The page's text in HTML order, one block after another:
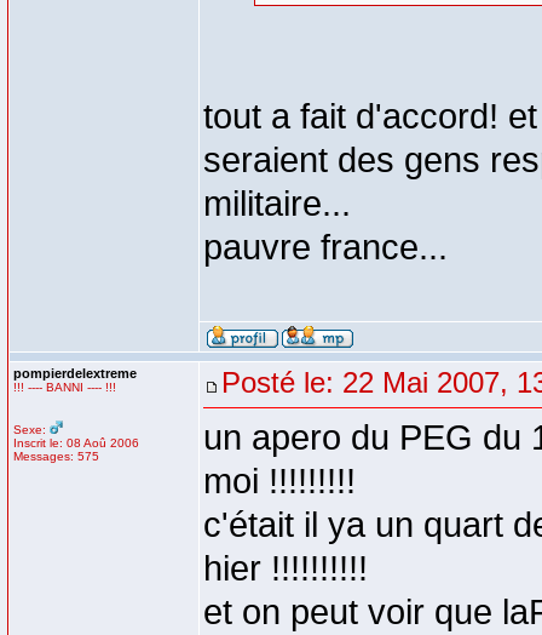
tout a fait d'accord!
seraient des gens
militaire...
pauvre france...
pompierdelextreme
!!! ---- BANNI ---- !!!
Sexe:
Inscrit le: 08 Aoû 2006
Messages: 575
Posté le: 22 Mai 2007,
un apero du PEG du
moi !!!!!!!!!
c'était il ya un quart
hier !!!!!!!!!!
et on peut voir que